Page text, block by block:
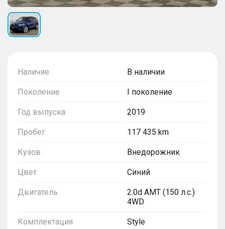
Наличие В наличии
Поколение I поколение
Год выпуска 2019
Пробег 117 435 km
Кузов Внедорожник
Цвет Синий
Двигатель
2.0d AMT (150 л.с.)
4WD
Комплектация Style